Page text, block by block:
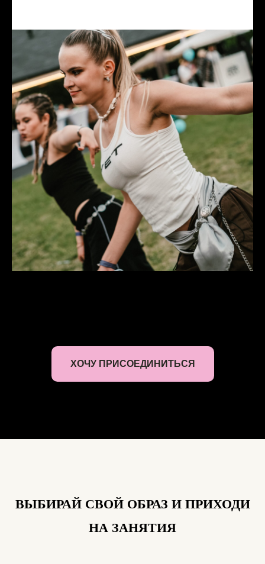
ХОЧУ ПРИСОЕДИНИТЬСЯ
ВЫБИРАЙ СВОЙ ОБРАЗ И ПРИХОДИ
НА ЗАНЯТИЯ